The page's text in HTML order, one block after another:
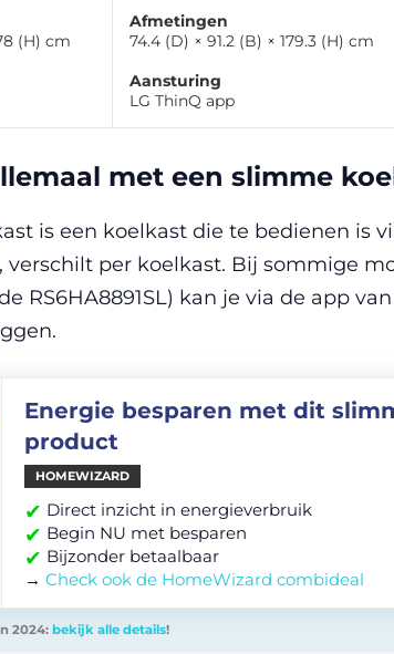
(H) cm
Afmetingen
74.4 (D) × 91.2 (B) × 179.3 (H) cm
Aansturing
LG ThinQ app
met een slimme
is een koelkast die te bedienen is
verschilt per koelkast. Bij sommige
de RS6HA8891SL) kan je via de app
Energie besparen met dit
product
HOMEWIZARD
✔ Direct inzicht in energieverbruik
✔ Begin NU met besparen
✔ Bijzonder betaalbaar
→ Check ook de HomeWizard combideal
2024: bekijk alle details!